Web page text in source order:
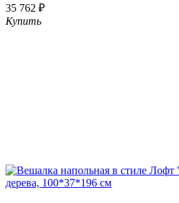
35 762 ₽
Купить